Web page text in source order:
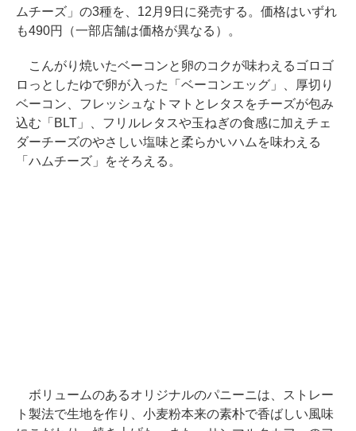
ムチーズ」の3種を、12月9日に発売する。価格はいずれ
も490円（一部店舗は価格が異なる）。
こんがり焼いたベーコンと卵のコクが味わえるゴロゴ
ロっとしたゆで卵が入った「ベーコンエッグ」、厚切り
ベーコン、フレッシュなトマトとレタスをチーズが包み
込む「BLT」、フリルレタスや玉ねぎの食感に加えチェ
ダーチーズのやさしい塩味と柔らかいハムを味わえる
「ハムチーズ」をそろえる。
ボリュームのあるオリジナルのパニーニは、ストレー
ト製法で生地を作り、小麦粉本来の素朴で香ばしい風味